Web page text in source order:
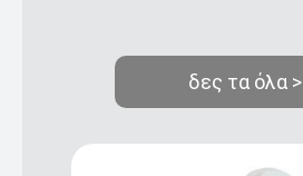
δες τα όλα >